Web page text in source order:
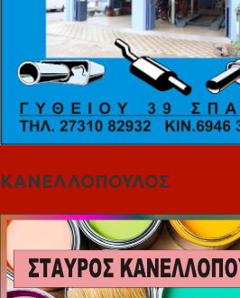
ΚΑΝΕΛΛΟΠΟΥΛΟΣ